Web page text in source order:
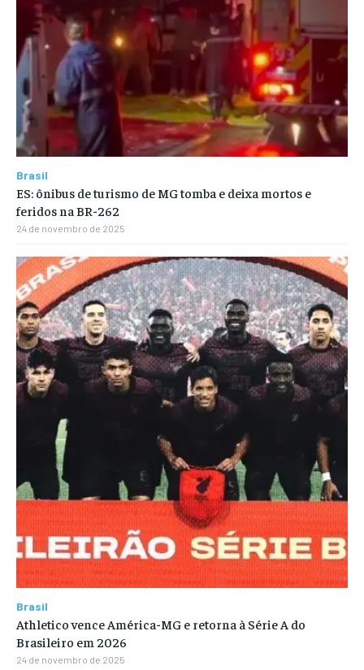
Brasil
ES: ônibus de turismo de MG tomba e deixa mortos e
feridos na BR-262
24 de novembro de 2025
Brasil
Athletico vence América-MG e retorna à Série A do
Brasileiro em 2026
24 de novembro de 2025